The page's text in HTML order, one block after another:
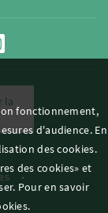
la
fonctionnement,
d'audience. En
des cookies.
des cookies» et
Pour en savoir